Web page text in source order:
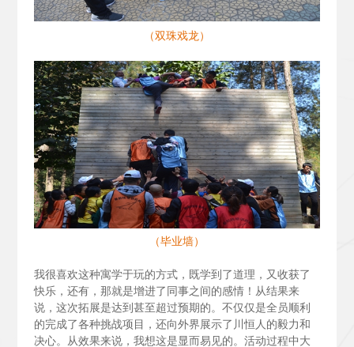
（双珠戏龙）
（毕业墙）
我很喜欢这种寓学于玩的方式，既学到了道理，又收获了
快乐，还有，那就是增进了同事之间的感情！从结果来
说，这次拓展是达到甚至超过预期的。不仅仅是全员顺利
的完成了各种挑战项目，还向外界展示了川恒人的毅力和
决心。从效果来说，我想这是显而易见的。活动过程中大